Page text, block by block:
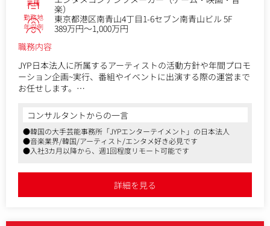
業種
楽）
勤務地 東京都港区南青山4丁目1-6セブン南青山ビル 5F
年収例
389万円～1,000万円
職務内容
JYP日本法人に所属するアーティストの活動方針や年間プロモ
ーション企画~実行、番組やイベントに出演する際の運営まで
お任せします。
りながら、分析結果から事業戦略を作り、PDCAを回していた
だきます。
■具体的な業務内容
・ 顧客・市場・競合の調査・分析
・ オンライン/オフラインマーケティングキャンペーン企画・
コンサルタントからの一言
●韓国の大手芸能事務所「JYPエンターテイメント」の日本法人
●音楽業界/韓国/アーティスト/エンタメ好き必見です
●入社3カ月以降から、週1回程度リモート可能です
詳細を見る